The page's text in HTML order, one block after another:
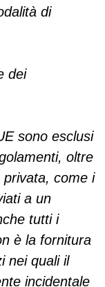
di
dei
sono esclusi
oltre
come i
a un
tutti i
è la fornitura
nei quali il
incidentale